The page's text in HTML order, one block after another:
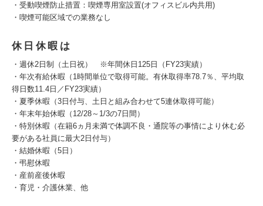
・受動喫煙防止措置：喫煙専用室設置(オフィスビル内共用)
・喫煙可能区域での業務なし
休日休暇は
・週休2日制（土日祝） ※年間休日125日（FY23実績）
・年次有給休暇（1時間単位で取得可能。有休取得率78.7％、平均取
得日数11.4日／FY23実績）
・夏季休暇（3日付与、土日と組み合わせて5連休取得可能）
・年末年始休暇（12/28～1/3の7日間）
・特別休暇（在籍6ヵ月未満で体調不良・通院等の事情により休む必
要がある社員に最大2日付与）
・結婚休暇（5日）
・弔慰休暇
・産前産後休暇
・育児・介護休業、他